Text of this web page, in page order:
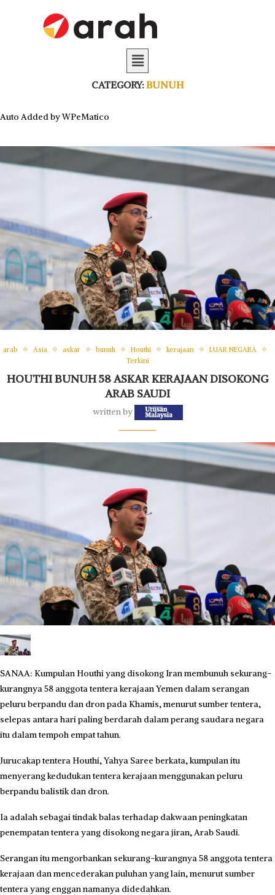
CATEGORY: BUNUH
Auto Added by WPeMatico
arab Asia askar bunuh Houthi kerajaan
LUAR NEGARA
Terkini
HOUTHI BUNUH 58 ASKAR KERAJAAN DISOKONG
ARAB SAUDI
written by
SANAA: Kumpulan Houthi yang disokong Iran membunuh sekurang-
kurangnya 58 anggota tentera kerajaan Yemen dalam serangan
peluru berpandu dan dron pada Khamis, menurut sumber tentera,
selepas antara hari paling berdarah dalam perang saudara negara
itu dalam tempoh empat tahun.
Jurucakap tentera Houthi, Yahya Saree berkata, kumpulan itu
menyerang kedudukan tentera kerajaan menggunakan peluru
berpandu balistik dan dron.
Ia adalah sebagai tindak balas terhadap dakwaan peningkatan
penempatan tentera yang disokong negara jiran, Arab Saudi.
Serangan itu mengorbankan sekurang-kurangnya 58 anggota tentera
kerajaan dan mencederakan puluhan yang lain, menurut sumber
tentera yang enggan namanya didedahkan.